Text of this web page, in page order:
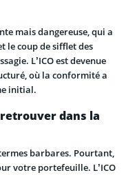
mais dangereuse, qui a
le coup de sifflet des
L’ICO est devenue
où la conformité a
initial.
retrouver dans la
barbares. Pourtant,
votre portefeuille. L’ICO